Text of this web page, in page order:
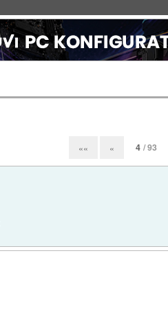
«« « 4 / 93